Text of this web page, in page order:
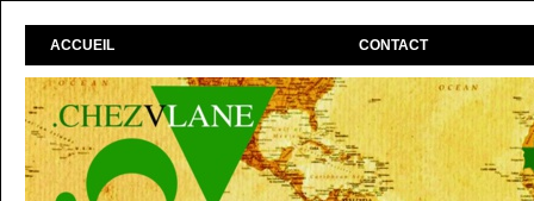
ACCUEIL CONTACT